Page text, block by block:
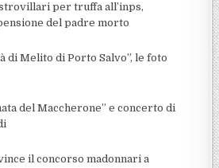
per truffa all’inps,
del padre morto
di Melito di Porto Salvo”, le foto
del Maccherone” e concerto di
il concorso madonnari a